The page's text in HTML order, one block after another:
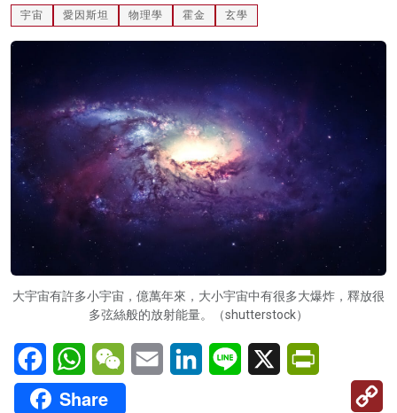
關於我們
宇宙 愛因斯坦 物理學 霍金 玄學
大宇宙有許多小宇宙，億萬年來，大小宇宙中有很多大爆炸，釋放很
多弦絲般的放射能量。（shutterstock）
FacebookWhatsAppWeChatEmail LinkedInLine X
Share